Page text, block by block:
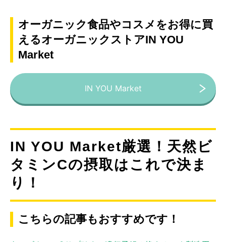
オーガニック食品やコスメをお得に買
えるオーガニックストアIN YOU
Market
IN YOU Market
IN YOU Market厳選！天然ビ
タミンCの摂取はこれで決ま
り！
こちらの記事もおすすめです！